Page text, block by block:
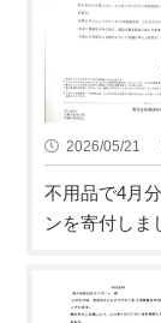
2026/05/21
不用品で4月
ンを寄付しま